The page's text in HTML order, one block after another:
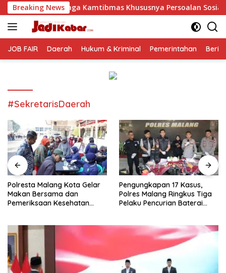
Langsung
ke
konten
Breaking News
Khususnya Persoalan Sosial Polresta
JOB FAIR Daerah Hukum & Kriminal Pemerintahan
#SekretarisDaerah
Polresta Malang Kota Gelar
Makan Bersama dan
Pemeriksaan Kesehatan
Pengungkapan 17 Kasus,
Polres Malang Ringkus Tiga
Pelaku Pencurian Baterai